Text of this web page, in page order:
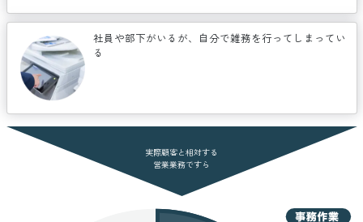
社員や部下がいるが、自分で雑務を行ってしまってい
る
実際顧客と相対する
営業業務ですら